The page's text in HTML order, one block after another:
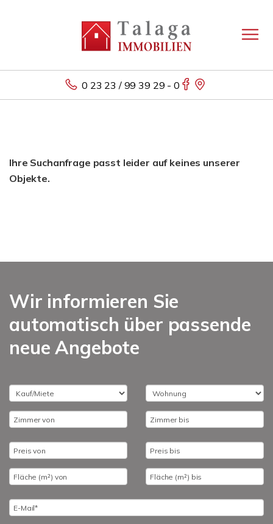
0 23 23 / 99 39 29 - 0
Ihre Suchanfrage passt leider auf keines unserer
Objekte.
Wir informieren Sie
automatisch über passende
neue Angebote